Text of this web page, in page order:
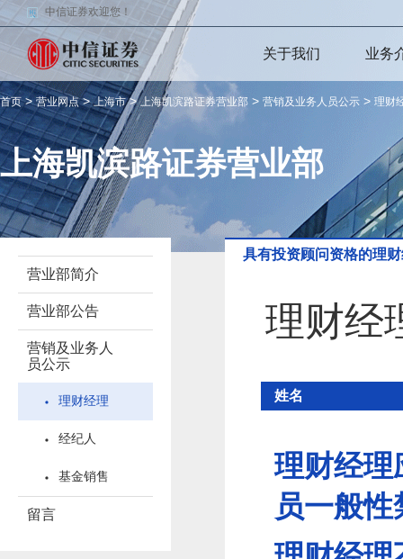
中信证券欢迎您！
关于我们 业务
首页>营业网点>上海市>上海凯滨路证券营业部 > 营销及业务人员公示 > 理财
上海凯滨路证券营业部
营业部简介
营业部公告
营销及业务人
员公示
理财经理
经纪人
基金销售
留言
具有投资顾问资格的理
理财经
姓名
理财经理
员一般